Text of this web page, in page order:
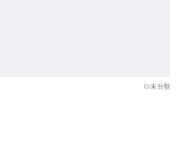
未分類